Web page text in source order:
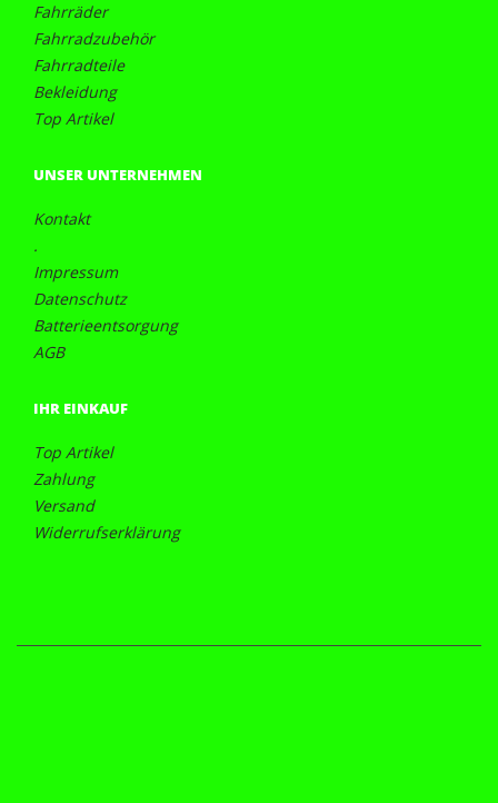
Fahrräder
Fahrradzubehör
Fahrradteile
Bekleidung
Top Artikel
UNSER UNTERNEHMEN
Kontakt
.
Impressum
Datenschutz
Batterieentsorgung
AGB
IHR EINKAUF
Top Artikel
Zahlung
Versand
Widerrufserklärung